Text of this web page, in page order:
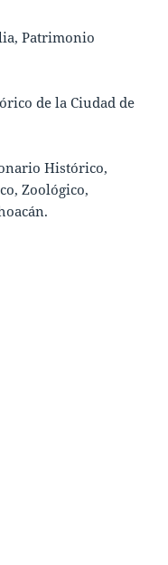
Patrimonio
de la Ciudad de
Histórico,
Zoológico,